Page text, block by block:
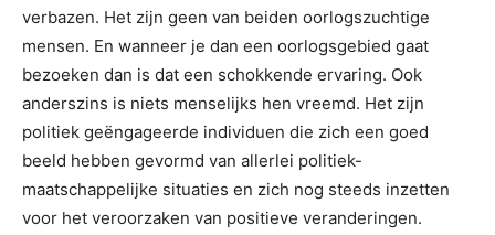
verbazen. Het zijn geen van beiden oorlogszuchtige
mensen. En wanneer je dan een oorlogsgebied gaat
bezoeken dan is dat een schokkende ervaring. Ook
anderszins is niets menselijks hen vreemd. Het zijn
politiek geëngageerde individuen die zich een goed
beeld hebben gevormd van allerlei politiek-
maatschappelijke situaties en zich nog steeds inzetten
voor het veroorzaken van positieve veranderingen.